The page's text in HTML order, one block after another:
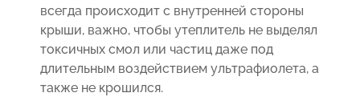
всегда происходит с внутренней стороны
крыши, важно, чтобы утеплитель не выделял
токсичных смол или частиц даже под
длительным воздействием ультрафиолета, а
также не крошился.